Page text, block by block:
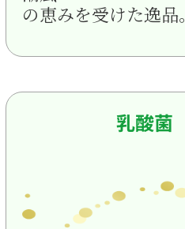
の恵みを受けた逸品。
乳酸菌